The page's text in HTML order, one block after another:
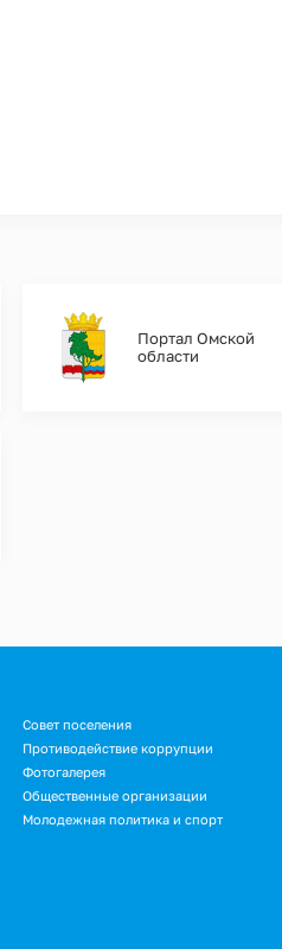
Портал Омской
области
Совет поселения
Противодействие коррупции
Фотогалерея
Общественные организации
Молодежная политика и спорт